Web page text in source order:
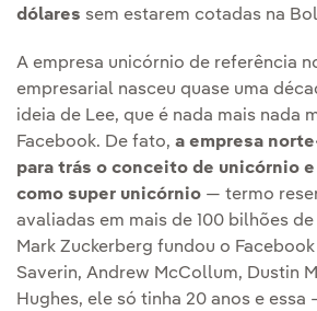
dólares sem estarem cotadas na
A empresa unicórnio de referência
empresarial nasceu quase uma
ideia de Lee, que é nada mais nada
Facebook. De fato, a empresa
para trás o conceito de unicórnio
como super unicórnio — termo
avaliadas em mais de 100 bilhões
Mark Zuckerberg fundou o
Saverin, Andrew McCollum, Dustin
Hughes, ele só tinha 20 anos e essa